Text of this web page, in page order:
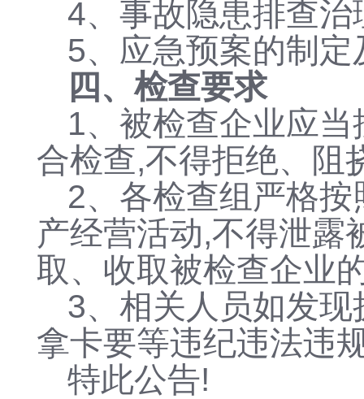
4、 事故隐患排查治
5、 应急预案的制
四、检查要求
1、被检查企业应
合检查,不得拒绝、阻
2、各检查组严格
产经营活动,不得泄露
取、收取被检查企业
3、相关人员如发
拿卡要等违纪违法违
特此公告!